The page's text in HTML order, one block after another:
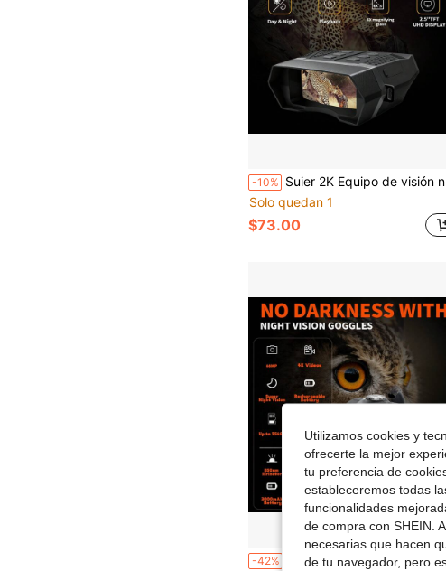
-10% Suier 2K Equipo de visión nocturna de alta definición, fotos profesionales en 2K y videos 1080P, equipado con pantalla grande de 2.5 pulgadas, visión en total oscuridad a 400m, zoom digital 4X, ajuste de brillo 6X, 4 efectos de color visual, adecuado para aventuras al aire libre, campamento, observación de vida silvestre, observación de estrellas y talla grande!
Solo quedan 1
$73.00
-42%
Monocular de visión nocturna ultra clara con 18X de aumento, pantalla grande de 2.8" súper clara, batería de larga duración de 3000mAh, 18X de aumento, ideal para observación de animales y fotografía
Utilizamos cookies y
ofrecerte la mejor
tu preferencia de
estableceremos todas
funcionalidades
de compra con SHEIN.
necesarias que hacen
de tu navegador, pero